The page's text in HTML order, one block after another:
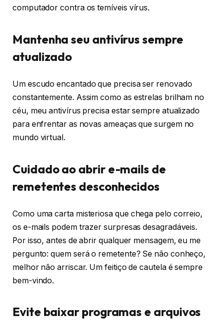
computador contra os temíveis vírus.
Mantenha seu antivírus sempre
atualizado
Um escudo encantado que precisa ser renovado
constantemente. Assim como as estrelas brilham no
céu, meu antivírus precisa estar sempre atualizado
para enfrentar as novas ameaças que surgem no
mundo virtual.
Cuidado ao abrir e-mails de
remetentes desconhecidos
Como uma carta misteriosa que chega pelo correio,
os e-mails podem trazer surpresas desagradáveis.
Por isso, antes de abrir qualquer mensagem, eu me
pergunto: quem será o remetente? Se não conheço,
melhor não arriscar. Um feitiço de cautela é sempre
bem-vindo.
Evite baixar programas e arquivos